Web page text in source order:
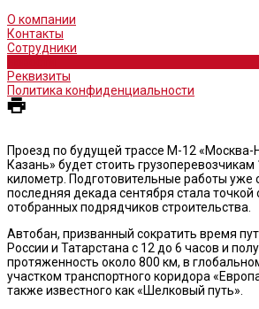
О компании
Контакты
Сотрудники
Реквизиты
Политика конфиденциальности
Проезд по будущей трассе М-12
Казань» будет стоить грузоперевозчикам
километр. Подготовительные работы уже
последняя декада сентября стала точкой
отобранных подрядчиков строительства.
Автобан, призванный сократить время
России и Татарстана с 12 до 6 часов и
протяженность около 800 км, в
участком транспортного коридора
также известного как «Шелковый путь».